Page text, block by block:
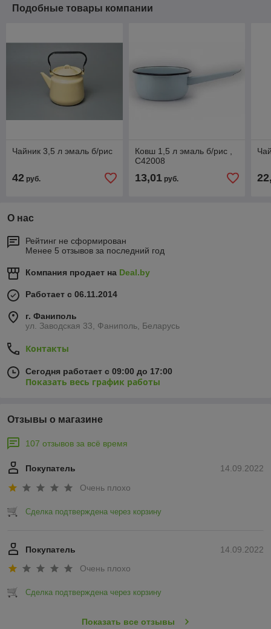
Подобные товары компании
Чайник 3,5 л эмаль б/рис
42 руб.
Ковш 1,5 л эмаль б/рис ,
С42008
13,01руб.
О нас
Рейтинг не сформирован
Менее 5 отзывов за последний год
Компания продает на Deal.by
Работает с 06.11.2014
г. Фаниполь
ул. Заводская 33, Фаниполь, Беларусь
Контакты
Сегодня работает с 09:00 до 17:00
Показать весь график работы
Отзывы о магазине
107 отзывов за всё время
14.09.2022
Покупатель
Очень плохо
Сделка подтверждена через корзину
14.09.2022
Покупатель
Очень плохо
Сделка подтверждена через корзину
Показать все отзывы